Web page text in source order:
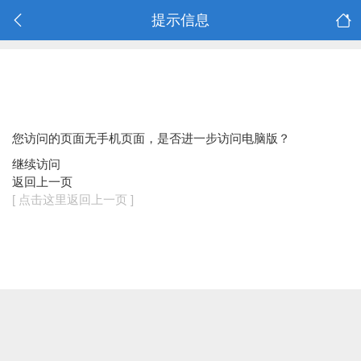
提示信息
您访问的页面无手机页面，是否进一步访问电脑版？
继续访问
返回上一页
[ 点击这里返回上一页 ]